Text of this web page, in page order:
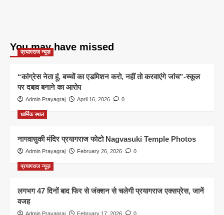
You may have missed
प्रयागराज न्यूज़
“कांग्रेस नेता हूं, बच्चों का एडमिशन करो, नहीं तो करवाएंगे जांच”-स्कूल
पर दबाव बनाने का आरोप
Admin Prayagraj April 16, 2026 0
धार्मिक स्थल
नागवासुकी मंदिर प्रयागराज फोटो Nagvasuki Temple Photos
Admin Prayagraj February 26, 2026 0
प्रयागराज न्यूज़
लगभग 47 दिनों बाद फिर से जंक्शन से चलेगी प्रयागराज एक्सप्रेस, जानें
वजह
Admin Prayagraj February 17, 2026 0